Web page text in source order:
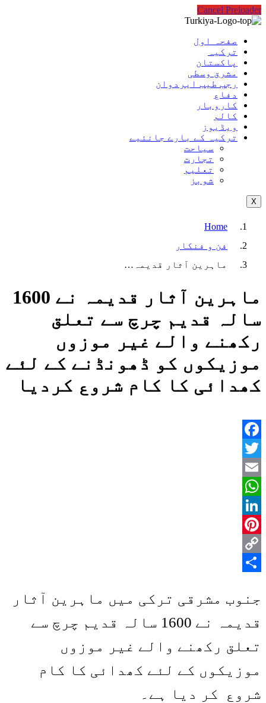
Cancel Preloader
صفحہ اول
ترکیہ
پاکستان
مشرق وسطی
رجب طیب ایردوان
دفاع
کاروبار
کالم
ویڈیوز
ترکیہ کے بارے جانئیے
سیاحت
تجارت
تعلیم
شوبز
X
Home
فن و فنکار
ماہرین آثار قدیمہ…
ماہرین آثار قدیمہ نے 1600
سالہ قدیم چرچ سے تعلق
رکھنے والے غیر موزوں
موزیکوں کو ڈھونڈنے کے لئے
کھدائی کا کام شروع کردیا
Facebook
Twitter
Email
WhatsApp
LinkedIn
Pinterest
Copy
جنوب مشرقی ترکی میں ماہرین آثار
قدیمہ نے 1600 سالہ قدیم چرچ سے
تعلق رکھنے والے غیر موزوں
موزیکوں کے لئے کھدائی کا کام
شروع کر دیا ہے۔